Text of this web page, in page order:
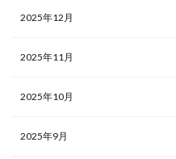
2025年12月
2025年11月
2025年10月
2025年9月